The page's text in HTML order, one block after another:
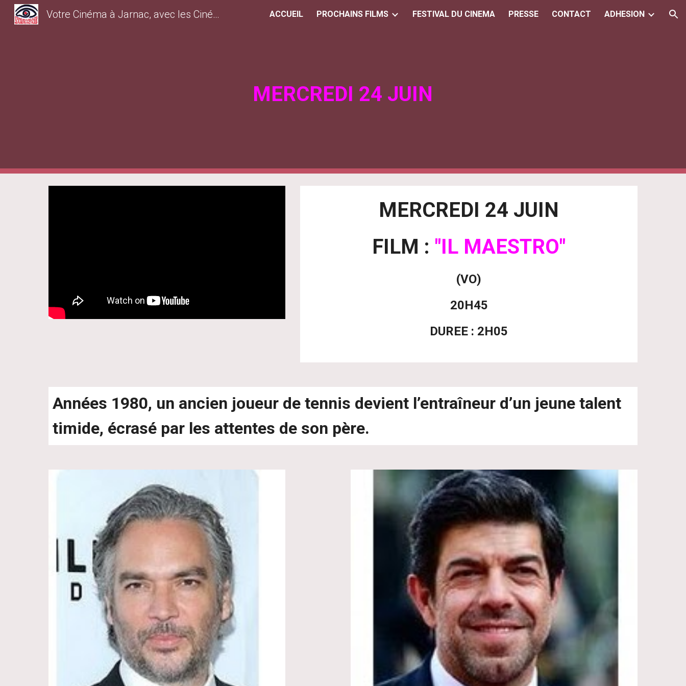
Skip to main content Skip to navigation
Votre Cinéma à Jarnac, avec les Cinémaniacs Jarnacais ACCUEIL PROCHAINS FILMS FESTIVAL DU CINEMA PRESSE CONTACT ADHESION
MERCREDI 24 JUIN
MERCREDI 24 JUIN
FILM : "IL MAESTRO"
(VO)
20H45
DUREE : 2H05
Années 1980, un ancien joueur de tennis devient l’entraîneur d’un jeune talent
timide, écrasé par les attentes de son père.